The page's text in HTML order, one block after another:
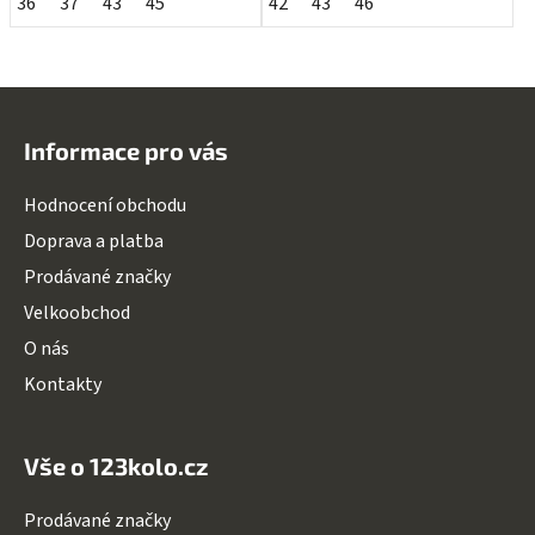
Informace pro vás
Hodnocení obchodu
Doprava a platba
Prodávané značky
Velkoobchod
O nás
Kontakty
Vše o 123kolo.cz
Prodávané značky